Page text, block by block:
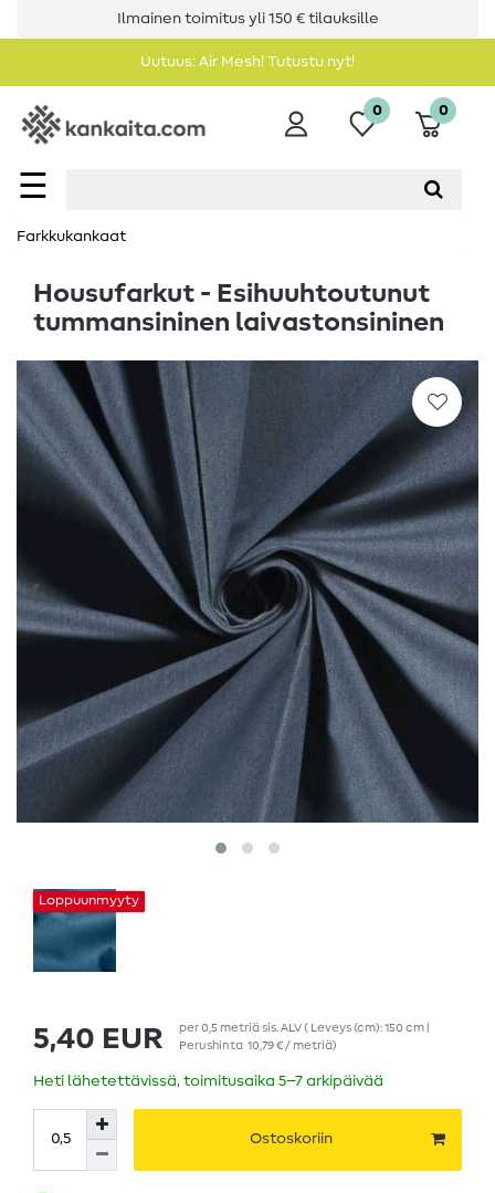
Ilmainen toimitus yli 150 € tilauksille
Uutuus: Air Mesh! Tutustu nyt!
☰
0 0
Farkkukankaat
Housufarkut - Esihuuhtoutunut
tummansininen laivastonsininen
Loppuunmyyty
5,40 EUR per0,5 metriäsis. ALV( Leveys (cm): 150 cm |
Perushinta 10,79 € / metriä)
Heti lähetettävissä, toimitusaika 5–7 arkipäivää
Ostoskoriin